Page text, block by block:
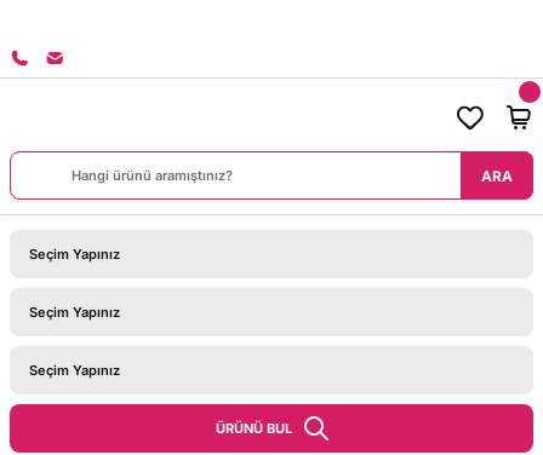
ARA
ÜRÜNÜ BUL